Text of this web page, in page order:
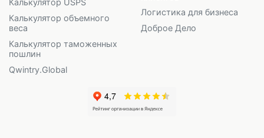
Калькулятор USPS
Калькулятор объемного
веса
Калькулятор таможенных
пошлин
Qwintry.Global
Логистика для бизнеса
Доброе Дело